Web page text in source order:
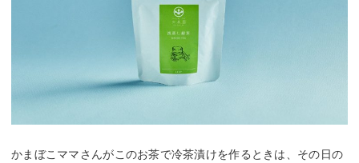
かまぼこママさんがこのお茶で冷茶漬けを作るときは、その日の